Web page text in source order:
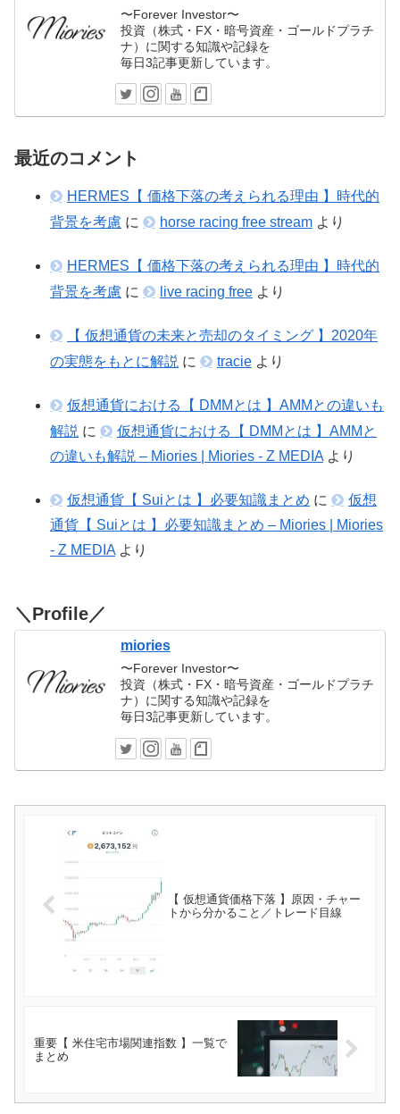
〜Forever Investor〜
投資（株式・FX・暗号資産・ゴールドプラチ
ナ）に関する知識や記録を
毎日3記事更新しています。
最近のコメント
HERMES【 価格下落の考えられる理由 】時代的
背景を考慮 に horse racing free stream より
HERMES【 価格下落の考えられる理由 】時代的
背景を考慮 に live racing free より
【 仮想通貨の未来と売却のタイミング 】2020年
の実態をもとに解説 に tracie より
仮想通貨における【 DMMとは 】AMMとの違いも
解説 に
仮想通貨における【 DMMとは 】AMMと
の違いも解説 – Miories | Miories - Z MEDIAより
仮想通貨【 Suiとは 】必要知識まとめ に
仮想
通貨【 Suiとは 】必要知識まとめ – Miories | Miories
- Z MEDIAより
＼Profile／
miories
〜Forever Investor〜
投資（株式・FX・暗号資産・ゴールドプラチ
ナ）に関する知識や記録を
毎日3記事更新しています。
【 仮想通貨価格下落 】原因・チャー
トから分かること／トレード目線
重要【 米住宅市場関連指数 】一覧で
まとめ